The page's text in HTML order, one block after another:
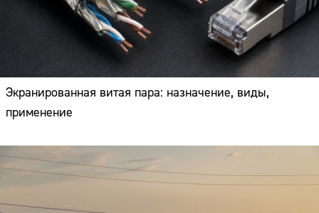
Экранированная витая пара: назначение, виды,
применение